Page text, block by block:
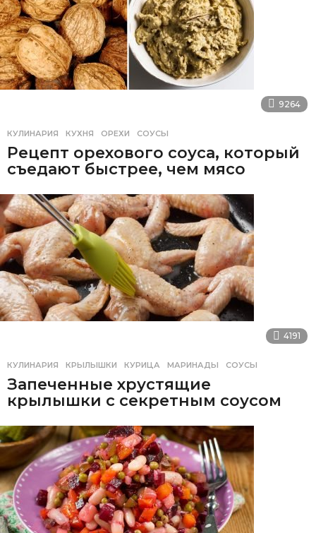
9264
КУЛИНАРИЯ КУХНЯ ,ОРЕХИ ,СОУСЫ
Рецепт орехового соуса, который
съедают быстрее, чем мясо
4191
КУЛИНАРИЯ КРЫЛЫШКИ ,КУРИЦА ,МАРИНАДЫ ,СОУСЫ
Запеченные хрустящие
крылышки с секретным соусом